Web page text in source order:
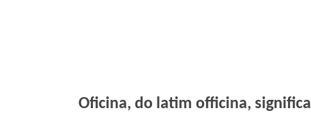
Oficina, do latim officina,